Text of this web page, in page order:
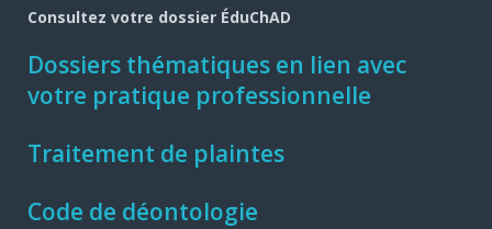
Consultez votre dossier ÉduChAD
Dossiers thématiques en lien avec
votre pratique professionnelle
Traitement de plaintes
Code de déontologie